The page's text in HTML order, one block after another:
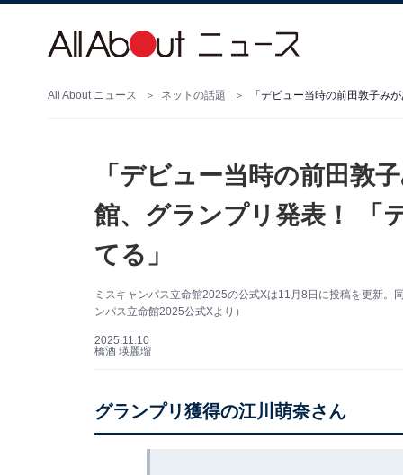
All About ニュース ネットの話題
「デビュー当時の前田敦
館、グランプリ発表！ 「
てる」
ミスキャンパス立命館2025の公式Xは11月8日に投稿を更新。
ンパス立命館2025公式Xより）
2025.11.10
橋酒 瑛麗瑠
グランプリ獲得の江川萌奈さん